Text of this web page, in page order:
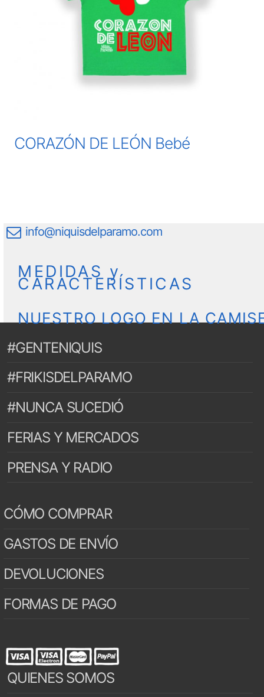
CORAZÓN DE LEÓN Bebé
info@niquisdelparamo.com
MEDIDAS y
CARACTERÍSTICAS
NUESTRO LOGO EN LA
#GENTENIQUIS
#FRIKISDELPARAMO
#NUNCA SUCEDIÓ
FERIAS Y MERCADOS
PRENSA Y RADIO
CÓMO COMPRAR
GASTOS DE ENVÍO
DEVOLUCIONES
FORMAS DE PAGO
QUIENES SOMOS